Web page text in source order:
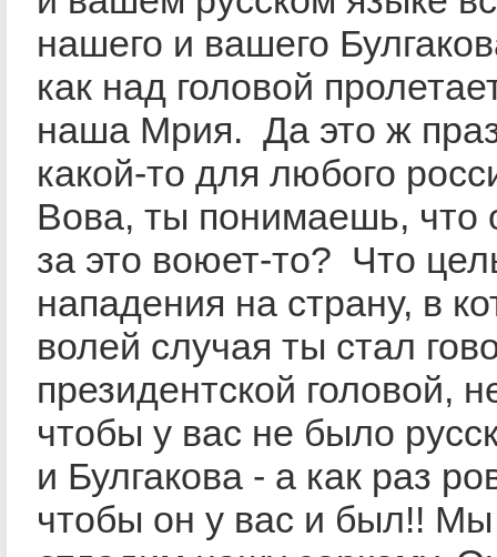
нашего и вашего
как над головой
наша Мрия. Да это ж
какой-то для любого
Вова, ты понимаешь, что
за это воюет-то? Что
нападения на страну, в
волей случая ты стал
президентской головой,
чтобы у вас не было
и Булгакова - а как раз
чтобы он у вас и был!!